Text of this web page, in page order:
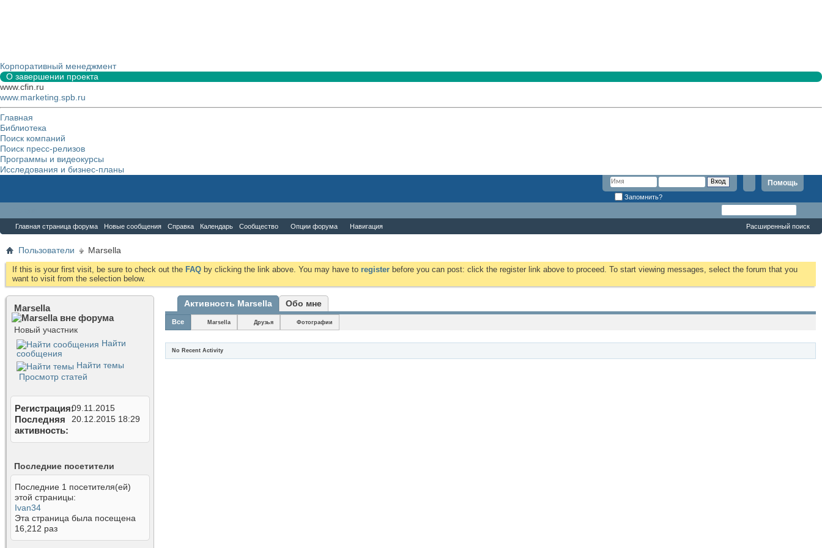
Корпоративный менеджмент
О завершении проекта
www.cfin.ru
www.marketing.spb.ru
Главная
Библиотека
Поиск компаний
Поиск пресс-релизов
Программы и видеокурсы
Исследования и бизнес-планы
Помощь
Запомнить?
Главная страница форума Новые сообщения Справка Календарь Сообщество Опции форума Навигация Расширенный поиск
Пользователи Marsella
If this is your first visit, be sure to check out the FAQ by clicking the link above. You may have to register before you can post: click the register link above to proceed. To start viewing messages, select the forum that you
want to visit from the selection below.
Marsella
Новый участник
Найти
сообщения
Найти темы
Просмотр статей
Регистрация09.11.2015
Последняя
активность
20.12.2015 18:29
Последние посетители
Последние 1 посетителя(ей)
этой страницы:
Ivan34
Эта страница была посещена
16,212 раз
Активность Marsella Обо мне
Все Marsella Друзья Фотографии
No Recent Activity